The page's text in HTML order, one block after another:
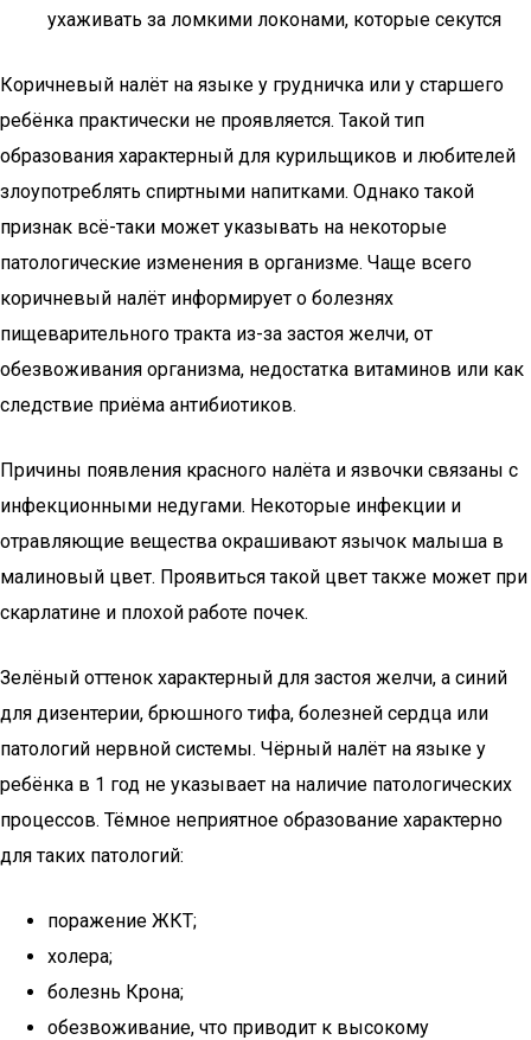
ухаживать за ломкими локонами, которые секутся
Коричневый налёт на языке у грудничка или у старшего
ребёнка практически не проявляется. Такой тип
образования характерный для курильщиков и любителей
злоупотреблять спиртными напитками. Однако такой
признак всё-таки может указывать на некоторые
патологические изменения в организме. Чаще всего
коричневый налёт информирует о болезнях
пищеварительного тракта из-за застоя желчи, от
обезвоживания организма, недостатка витаминов или как
следствие приёма антибиотиков.
Причины появления красного налёта и язвочки связаны с
инфекционными недугами. Некоторые инфекции и
отравляющие вещества окрашивают язычок малыша в
малиновый цвет. Проявиться такой цвет также может при
скарлатине и плохой работе почек.
Зелёный оттенок характерный для застоя желчи, а синий
для дизентерии, брюшного тифа, болезней сердца или
патологий нервной системы. Чёрный налёт на языке у
ребёнка в 1 год не указывает на наличие патологических
процессов. Тёмное неприятное образование характерно
для таких патологий:
поражение ЖКТ;
холера;
болезнь Крона;
обезвоживание, что приводит к высокому